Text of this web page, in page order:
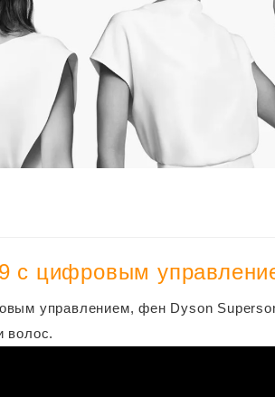
с цифровым
управлением, фен Dyson
волос.